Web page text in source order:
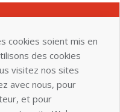
cookies soient mis en
des cookies
visitez nos sites
avec nous, pour
et pour